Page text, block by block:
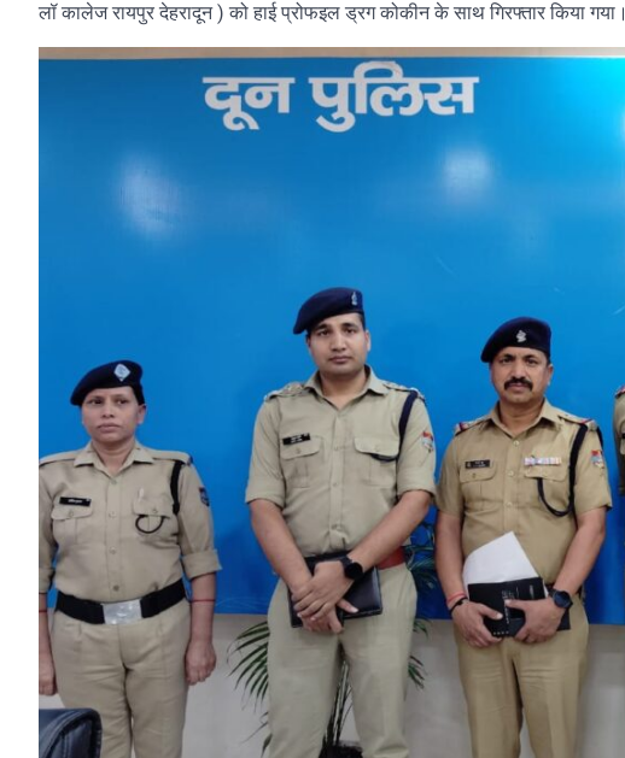
लॉ कालेज रायपुर देहरादून ) को हाई प्रोफइल ड्रग कोकीन के साथ गिरफ्तार किया गया।